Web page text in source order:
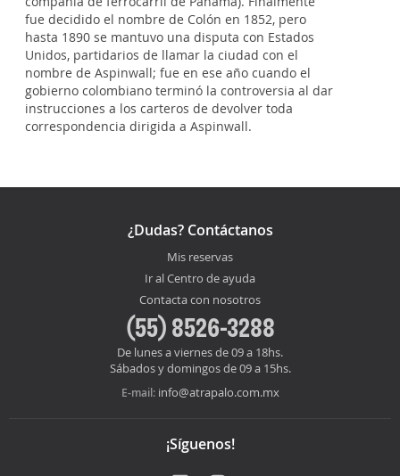
fue decidido el nombre de Colón en 1852, pero
hasta 1890 se mantuvo una disputa con Estados
Unidos, partidarios de llamar la ciudad con el
nombre de Aspinwall; fue en ese año cuando el
gobierno colombiano terminó la controversia al dar
instrucciones a los carteros de devolver toda
correspondencia dirigida a Aspinwall.
¿Dudas? Contáctanos
Mis reservas
Ir al Centro de ayuda
Contacta con nosotros
(55) 8526-3288
De lunes a viernes de 09 a 18hs.
Sábados y domingos de 09 a 15hs.
E-mail: info@atrapalo.com.mx
¡Síguenos!